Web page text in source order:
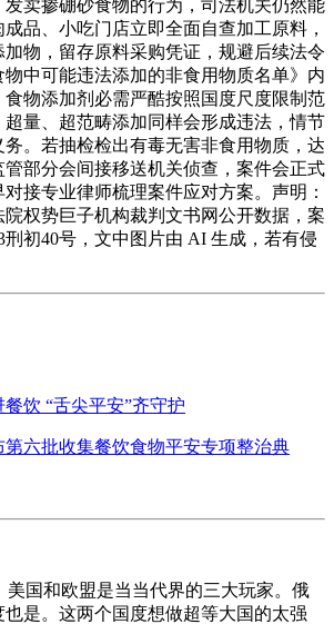
卖掺硼砂食物的行为，司法机关仍然能
品、小吃门店立即全面自查加工原料，
物，留存原料采购凭证，规避后续法令
物中可能违法添加的非食用物质名单》内
物添加剂必需严酷按照国度尺度限制范
量、超范畴添加同样会形成违法，情节
。若抽检检出有毒无害非食用物质，达
部分会间接移送机关侦查，案件会正式
接专业律师梳理案件应对方案。声明：
权势巨子机构裁判文书网公开数据，案
刑初40号，文中图片由 AI 生成，若有侵
饮 “舌尖平安”齐守护
第六批收集餐饮食物平安专项整治典
美国和欧盟是当当代界的三大玩家。俄
是。这两个国度想做超等大国的太强